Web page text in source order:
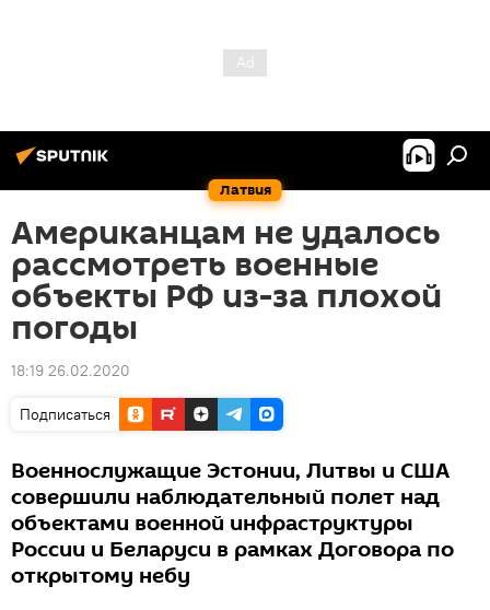
Латвия
Американцам не удалось
рассмотреть военные
объекты РФ из-за плохой
погоды
18:19 26.02.2020
Подписаться
Военнослужащие Эстонии, Литвы и США
совершили наблюдательный полет над
объектами военной инфраструктуры
России и Беларуси в рамках Договора по
открытому небу